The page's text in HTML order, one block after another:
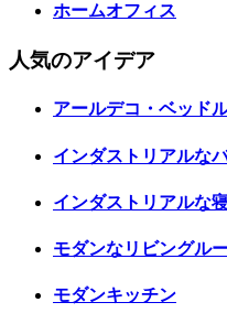
ホームオフィス
人気のアイデア
アールデコ・ベッド
インダストリアルな
インダストリアルな
モダンなリビングル
モダンキッチン